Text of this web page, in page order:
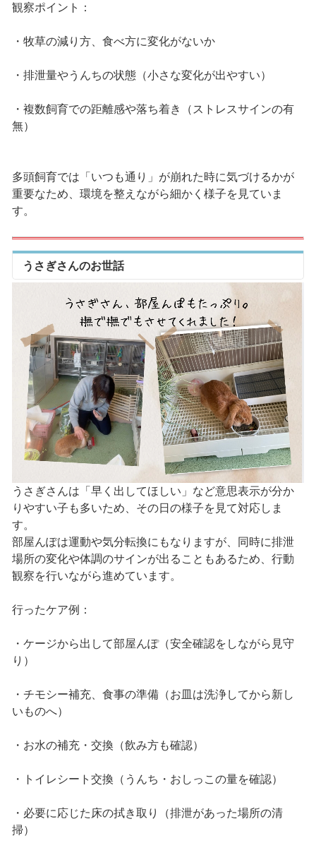
観察ポイント：
・牧草の減り方、食べ方に変化がないか
・排泄量やうんちの状態（小さな変化が出やすい）
・複数飼育での距離感や落ち着き（ストレスサインの有
無）
多頭飼育では「いつも通り」が崩れた時に気づけるかが
重要なため、環境を整えながら細かく様子を見ていま
す。
うさぎさんのお世話
うさぎさんは「早く出してほしい」など意思表示が分か
りやすい子も多いため、その日の様子を見て対応しま
す。
部屋んぽは運動や気分転換にもなりますが、同時に排泄
場所の変化や体調のサインが出ることもあるため、行動
観察を行いながら進めています。
行ったケア例：
・ケージから出して部屋んぽ（安全確認をしながら見守
り）
・チモシー補充、食事の準備（お皿は洗浄してから新し
いものへ）
・お水の補充・交換（飲み方も確認）
・トイレシート交換（うんち・おしっこの量を確認）
・必要に応じた床の拭き取り（排泄があった場所の清
掃）